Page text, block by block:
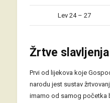
Lev 24 – 27
Žrtve
Prvi od lijekova koje
narodu jest sustav
imamo od samog početka